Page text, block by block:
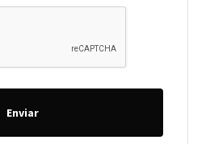
Enviar